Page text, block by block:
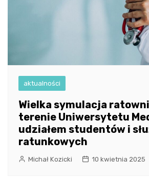
aktualności
Wielka symulacja
terenie Uniwersytetu
udziałem studentów i
ratunkowych
Michał Kozicki 10 kwietnia 2025